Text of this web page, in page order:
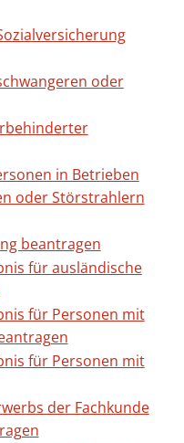
oder
in Betrieben
oder Störstrahlern
beantragen
für ausländische
für Personen mit
für Personen mit
der Fachkunde